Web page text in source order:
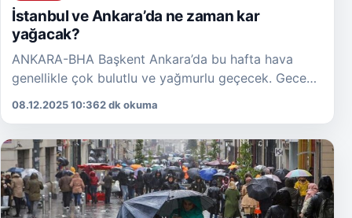
İstanbul ve Ankara’da ne zaman kar
yağacak?
ANKARA-BHA Başkent Ankara’da bu hafta hava
genellikle çok bulutlu ve yağmurlu geçecek. Gece
08.12.2025 10:362 dk okuma